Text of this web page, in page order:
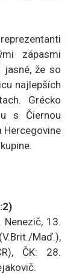
zápasmi
jasné, že so
najlepších
Grécko
s Čiernou
Hercegovine
13.
Maď.),
ČK: 28.